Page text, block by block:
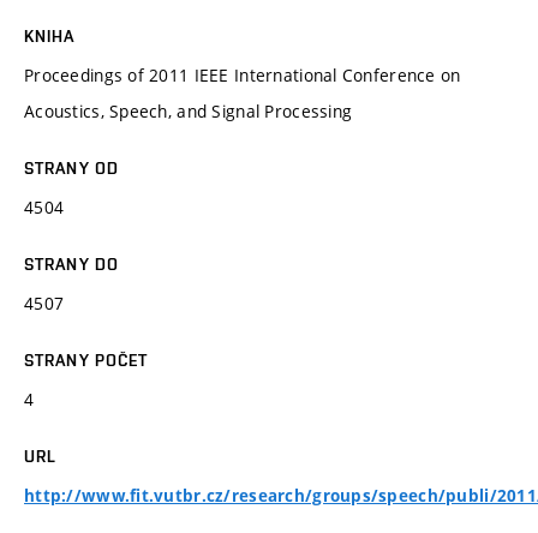
KNIHA
Proceedings of 2011 IEEE International Conference on
Acoustics, Speech, and Signal Processing
STRANY OD
4504
STRANY DO
4507
STRANY POČET
4
URL
http://www.fit.vutbr.cz/research/groups/speech/publi/2011/